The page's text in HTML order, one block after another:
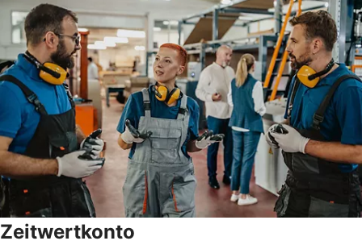
Zeitwertkonto